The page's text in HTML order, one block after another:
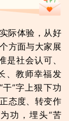
际体验，从好
方面与大家展
是社会认可、
、教师幸福发
”字上狠下功
态度、转变作
功，埋头“苦